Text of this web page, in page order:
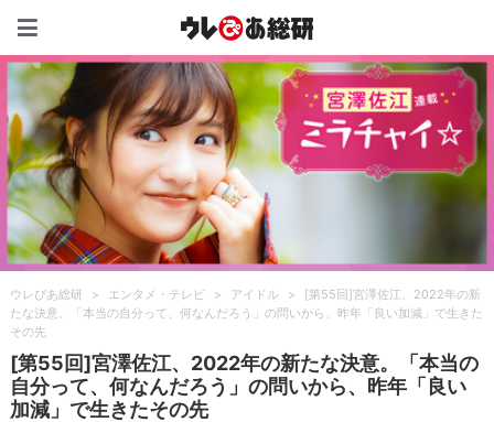
ウレぴあ総研 > エンタメ・テレビ > アイドル >
[第55回]宮澤佐江、2022年の新
たな決意。「本当の自分って、何なんだろう」の問いから、昨年「良い加減」で生きた
その先
[第55回]宮澤佐江、2022年の新たな決意。「本当の
自分って、何なんだろう」の問いから、昨年「良い
加減」で生きたその先